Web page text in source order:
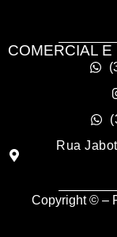
COMERCIAL
Rua
Copyright © –